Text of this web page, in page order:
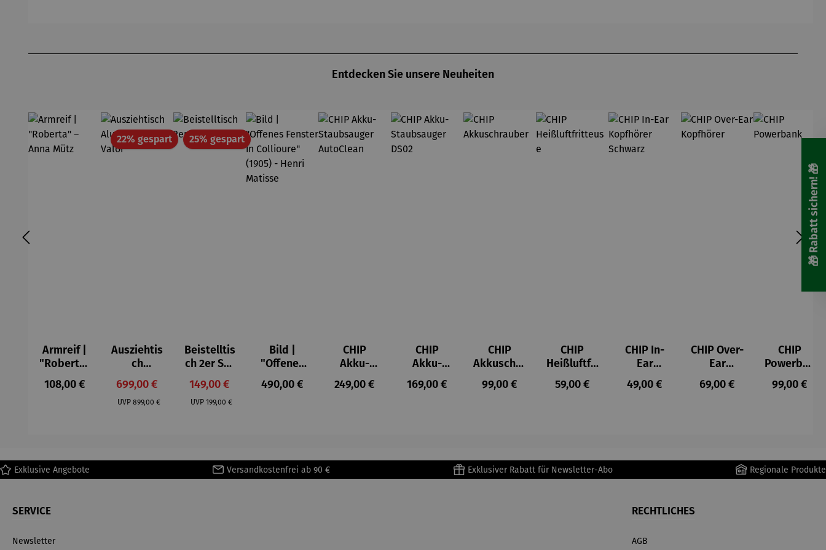
Entdecken Sie unsere Neuheiten
Armreif |
"Roberta"
– Anna
Mütz
Regulärer Preis:
108,00 €
22% gespartRabatt
Ausziehtis
ch
Aluminium
– Valor
Verkaufspreis:
699,00 €
UVP Regulärer Preis:
899,00 €
25% gespartRabatt
Beistelltis
ch 2er Set
– Dalias
Verkaufspreis:
149,00 €
UVP Regulärer Preis:
199,00 €
Bild |
"Offenes
Fenster in
Collioure"
Regulärer Preis:
490,00 €
CHIP
Akku-
Staubsau
ger
Regulärer Preis:
249,00 €
CHIP
Akku-
Staubsau
ger DS02
Regulärer Preis:
169,00 €
CHIP
Akkuschra
uber
Regulärer Preis:
99,00 €
CHIP
Heißluftfri
tteuse
Regulärer Preis:
59,00 €
CHIP In-
Ear
Kopfhörer
Schwarz
Regulärer Preis:
49,00 €
CHIP Over-
Ear
Kopfhörer
Regulärer Preis:
69,00 €
CHIP
Powerban
k
Regulärer
99,00 €
Exklusive Angebote Versandkostenfrei ab 90 € Exklusiver Rabatt für Newsletter-Abo Regionale Produkte
SERVICE
Newsletter
RECHTLICHES
AGB
🎁 Rabatt sichern! 🎁